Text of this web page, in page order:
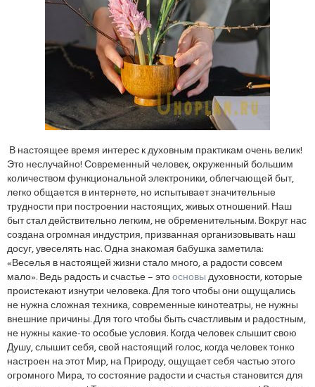
В настоящее время интерес к духовным практикам очень велик!
Это неслучайно! Современный человек, окруженный большим
количеством функциональной электроники, облегчающей быт,
легко общается в интернете, но испытывает значительные
трудности при построении настоящих, живых отношений. Наш
быт стал действительно легким, не обременительным. Вокруг нас
создана огромная индустрия, призванная организовывать наш
досуг, увеселять нас. Одна знакомая бабушка заметила:
«Веселья в настоящей жизни стало много, а радости совсем
мало». Ведь радость и счастье – этоосновыдуховности, которые
проистекают изнутри человека. Для того чтобы они ощущались
не нужна сложная техника, современные кинотеатры, не нужны
внешние причины. Для того чтобы быть счастливым и радостным,
не нужны какие-то особые условия. Когда человек слышит свою
Душу, слышит себя, свой настоящий голос, когда человек тонко
настроен на этот Мир, на Природу, ощущает себя частью этого
огромного Мира, то состояние радости и счастья становится для